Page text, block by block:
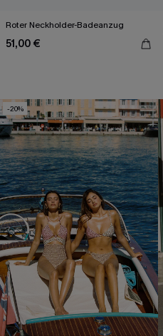
Roter Neckholder-Badeanzug
51,00 €
-20%